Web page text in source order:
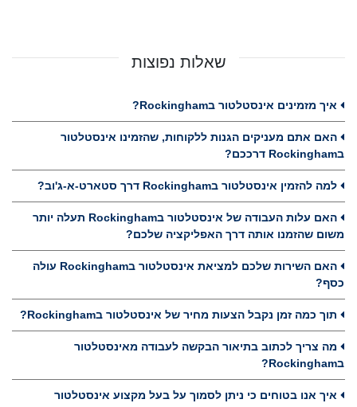
שאלות נפוצות
איך מזמינים אינסטלטור בRockingham?
האם אתם מעניקים הגנות ללקוחות, שהזמינו אינסטלטור
בRockingham דרככם?
למה להזמין אינסטלטור בRockingham דרך סטארט-א-ג'וב?
האם עלות העבודה של אינסטלטור בRockingham תעלה יותר
משום שהזמנו אותה דרך האפליקציה שלכם?
האם השירות שלכם למציאת אינסטלטור בRockingham עולה
כסף?
תוך כמה זמן נקבל הצעות מחיר של אינסטלטור בRockingham?
מה צריך לכתוב בתיאור הבקשה לעבודה מאינסטלטור
בRockingham?
איך אנו בטוחים כי ניתן לסמוך על בעל מקצוע אינסטלטור